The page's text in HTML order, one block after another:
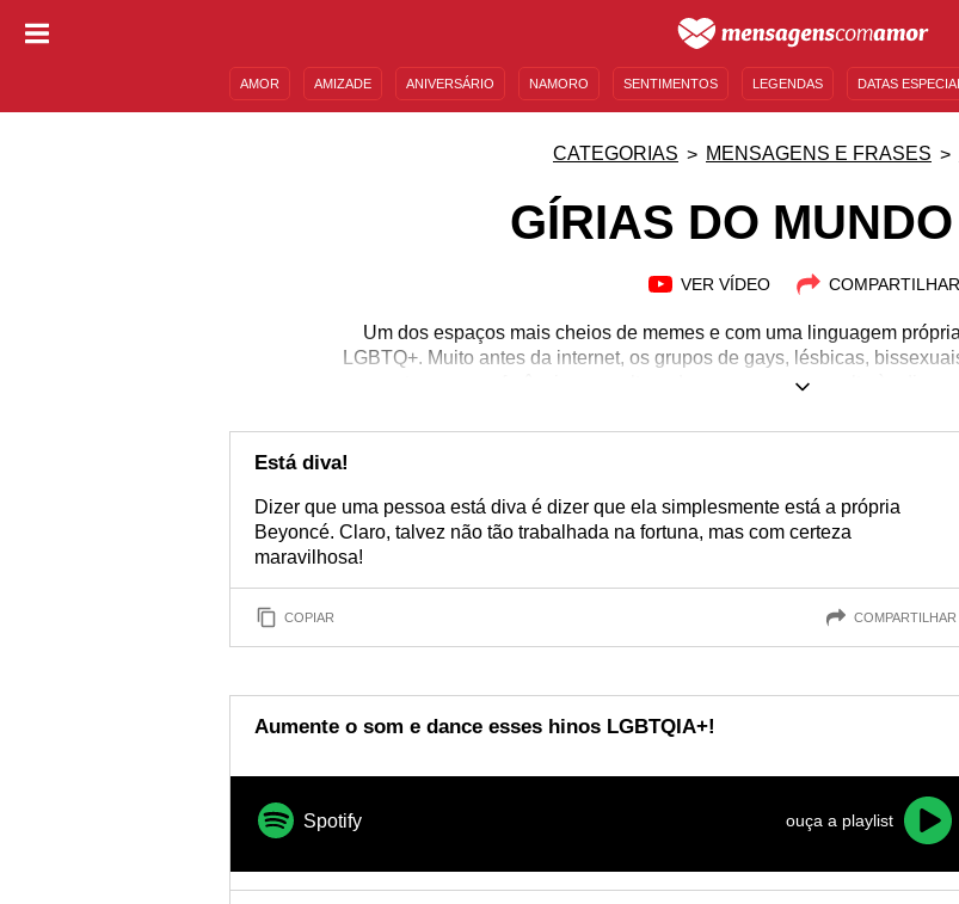
AMOR AMIZADE ANIVERSÁRIO NAMORO SENTIMENTOS LEGENDAS DATAS
CATEGORIAS MENSAGENS E FRASES
GÍRIAS DO
VER VÍDEO COMPARTILHAR
Um dos espaços mais cheios de memes e com uma linguagem
LGBTQ+. Muito antes da internet, os grupos de gays, lésbicas,
que se tornaram referências na cultura de massa, como o culto às dicas
e vídeos que viralizam com frequência. Acompanhe essa nossa
LGBTQ+ e não fique mais boiando ao acompanhar aquela postagem
Está diva!
Dizer que uma pessoa está diva é dizer que ela simplesmente está a própria
Beyoncé. Claro, talvez não tão trabalhada na fortuna, mas com certeza
maravilhosa!
COPIAR COMPARTILHAR
Aumente o som e dance esses hinos LGBTQIA+!
Spotify ouça a playlist